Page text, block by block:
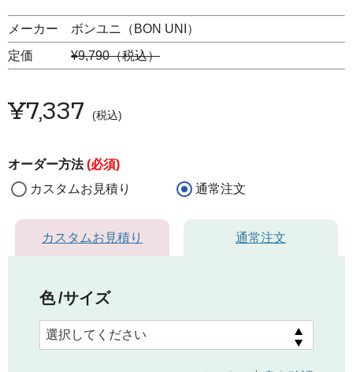
メーカー ボンユニ（BON UNI）
定価 ¥9,790（税込）
¥7,337 税込
オーダー方法(必須)
カスタムお見積り
通常注文
カスタムお見積り 通常注文
色 サイズ